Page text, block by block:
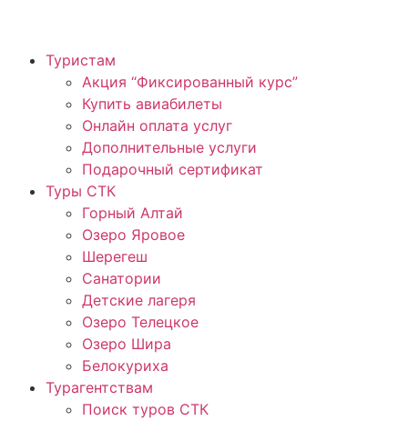
Туристам
Акция “Фиксированный курс”
Купить авиабилеты
Онлайн оплата услуг
Дополнительные услуги
Подарочный сертификат
Туры СТК
Горный Алтай
Озеро Яровое
Шерегеш
Санатории
Детские лагеря
Озеро Телецкое
Озеро Шира
Белокуриха
Турагентствам
Поиск туров СТК